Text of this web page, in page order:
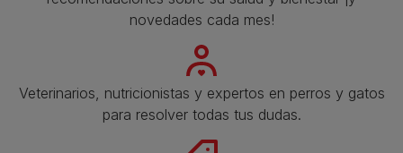
novedades cada mes!
Veterinarios, nutricionistas y expertos en perros y gatos
para resolver todas tus dudas.​